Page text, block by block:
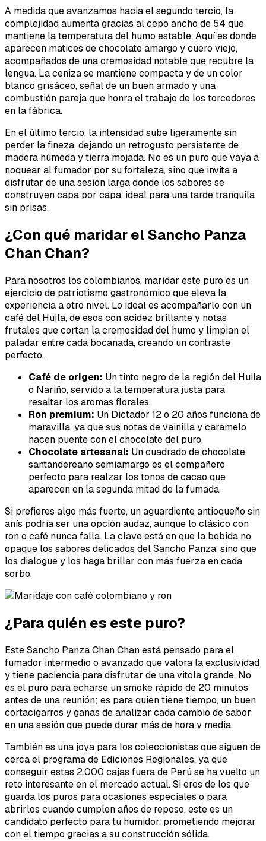
A medida que avanzamos hacia el segundo tercio, la
complejidad aumenta gracias al cepo ancho de 54 que
mantiene la temperatura del humo estable. Aquí es donde
aparecen matices de chocolate amargo y cuero viejo,
acompañados de una cremosidad notable que recubre la
lengua. La ceniza se mantiene compacta y de un color
blanco grisáceo, señal de un buen armado y una
combustión pareja que honra el trabajo de los torcedores
en la fábrica.
En el último tercio, la intensidad sube ligeramente sin
perder la fineza, dejando un retrogusto persistente de
madera húmeda y tierra mojada. No es un puro que vaya a
noquear al fumador por su fortaleza, sino que invita a
disfrutar de una sesión larga donde los sabores se
construyen capa por capa, ideal para una tarde tranquila
sin prisas.
¿Con qué maridar el Sancho Panza
Chan Chan?
Para nosotros los colombianos, maridar este puro es un
ejercicio de patriotismo gastronómico que eleva la
experiencia a otro nivel. Lo ideal es acompañarlo con un
café del Huila, de esos con acidez brillante y notas
frutales que cortan la cremosidad del humo y limpian el
paladar entre cada bocanada, creando un contraste
perfecto.
Café de origen: Un tinto negro de la región del Huila
o Nariño, servido a la temperatura justa para
resaltar los aromas florales.
Ron premium: Un Dictador 12 o 20 años funciona de
maravilla, ya que sus notas de vainilla y caramelo
hacen puente con el chocolate del puro.
Chocolate artesanal: Un cuadrado de chocolate
santandereano semiamargo es el compañero
perfecto para realzar los tonos de cacao que
aparecen en la segunda mitad de la fumada.
Si prefieres algo más fuerte, un aguardiente antioqueño sin
anís podría ser una opción audaz, aunque lo clásico con
ron o café nunca falla. La clave está en que la bebida no
opaque los sabores delicados del Sancho Panza, sino que
los dialogue y los haga brillar con más fuerza en cada
sorbo.
¿Para quién es este puro?
Este Sancho Panza Chan Chan está pensado para el
fumador intermedio o avanzado que valora la exclusividad
y tiene paciencia para disfrutar de una vitola grande. No
es el puro para echarse un smoke rápido de 20 minutos
antes de una reunión; es para quien tiene tiempo, un buen
cortacigarros y ganas de analizar cada cambio de sabor
en una sesión que puede durar más de hora y media.
También es una joya para los coleccionistas que siguen de
cerca el programa de Ediciones Regionales, ya que
conseguir estas 2.000 cajas fuera de Perú se ha vuelto un
reto interesante en el mercado actual. Si eres de los que
guarda los puros para ocasiones especiales o para
abrirlos cuando cumplen años de reposo, este es un
candidato perfecto para tu humidor, prometiendo mejorar
con el tiempo gracias a su construcción sólida.